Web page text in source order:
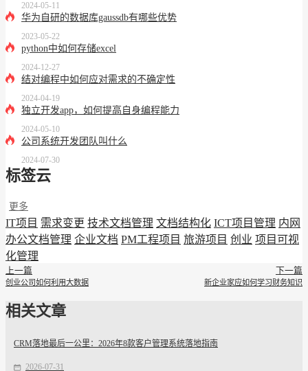
2024-05-11
华为自研的数据库gaussdb有哪些优势
2023-05-22
python中如何存储excel
2024-12-27
结对编程中如何应对需求的不确定性
2024-04-19
独立开发app，如何提高自身编程能力
2024-05-10
公司系统开发团队叫什么
2024-07-30
标签云
更多
IT项目 需求变更 技术文档管理 文档结构化 ICT项目管理 内网
办公文档管理 企业文档 PM工程项目 旅游项目 创业 项目可视
化管理
上一篇
创业公司如何利用大数据
下一篇
新企业家应如何学习财务知识
相关文章
CRM落地最后一公里：2026年8款客户管理系统落地指南
2026-07-31